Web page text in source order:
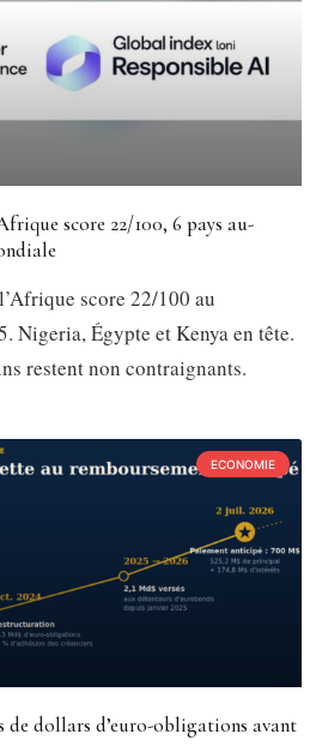
score 22/100, 6 pays au-
score 22/100 au
Nigeria, Égypte et Kenya en tête.
restent non contraignants.
ECONOMIE
dollars d’euro-obligations avant